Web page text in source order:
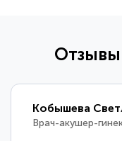
Кобышева
Врач-акушер-